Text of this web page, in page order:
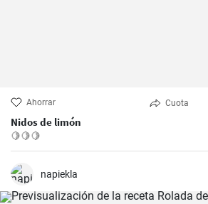
Ahorrar Cuota
Nidos de limón
🍋🍋🍋
napiekla